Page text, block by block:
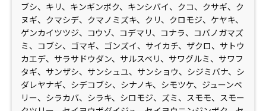
ブシ、キリ、キンギンボク、キンシバイ、クコ、クサギ、ク
ヌギ、クマシデ、クマノミズキ、クリ、クロモジ、ケヤキ、
ゲンカイツツジ、コウゾ、コデマリ、コナラ、コバノガマズ
ミ、コブシ、ゴマギ、ゴンズイ、サイカチ、ザクロ、サトウ
カエデ、サラサドウダン、サルスベリ、サワグルミ、サワフ
タギ、サンザシ、サンシュユ、サンショウ、シジミバナ、シ
ダレヤナギ、シデコブシ、シナノキ、シモツケ、ジューンベ
リー、シラカバ、シラキ、シロモジ、ズミ、スモモ、スモー